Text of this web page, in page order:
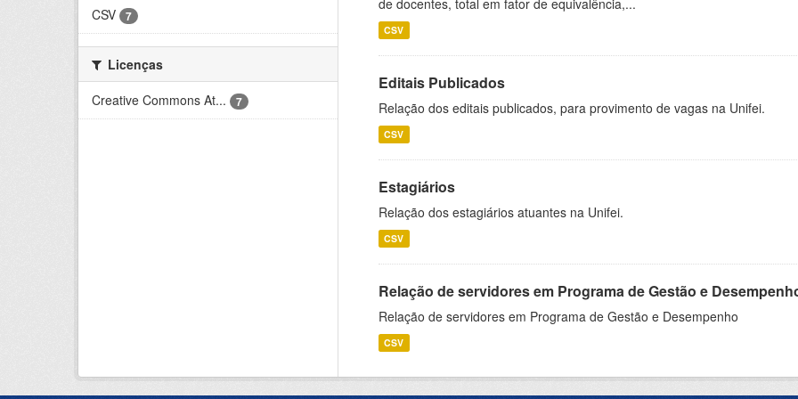
CSV 7
Licenças
Creative Commons At...
7
de docentes, total em fator de equivalência,...
CSV
Editais Publicados
Relação dos editais publicados, para provimento de vagas na Unifei.
CSV
Estagiários
Relação dos estagiários atuantes na Unifei.
CSV
Relação de servidores em Programa de Gestão e
Relação de servidores em Programa de Gestão e Desempenho
CSV